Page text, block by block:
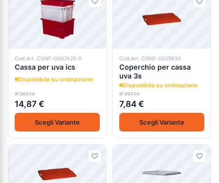
Cod.Art. CONF-0007425-0
Cassa per uva ics
Disponibile su ordinazione
al pezzo
14,87 €
Scegli Variante
Cod.Art. CONF-0025935
Coperchio per cassa
uva 3s
Disponibile su ordinazione
al pezzo
7,84 €
Scegli Variante